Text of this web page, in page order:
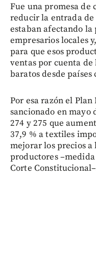
Fue una promesa de
reducir la entrada
estaban afectando
empresarios locales
para que esos
ventas por cuenta
baratos desde países
Por esa razón el
sancionado en mayo
274 y 275 que
37,9 % a textiles
mejorar los precios a
productores
Corte